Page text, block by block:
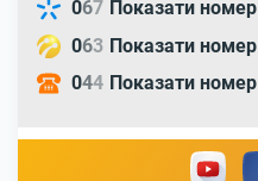
067 Показати номер
063 Показати номер
044 Показати номер